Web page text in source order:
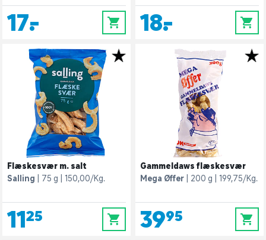
17,- 0 18,- 0
Flæskesvær m. salt
Salling
75 g 150,00/Kg.
11,25 0
Gammeldaws flæskesvær
Mega Øffer
200 g 199,75/Kg.
39,95 0